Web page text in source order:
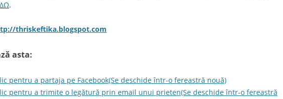
.
thriskeftika.blogspot.com
asta:
pentru a partaja pe Facebook(Se deschide într-o fereastră nouă)
pentru a trimite o legătură prin email unui prieten(Se deschide într-o fereastră